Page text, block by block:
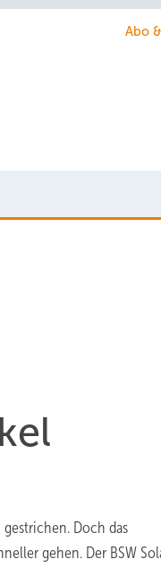
Abo
gestrichen. Doch das
gehen. Der BSW